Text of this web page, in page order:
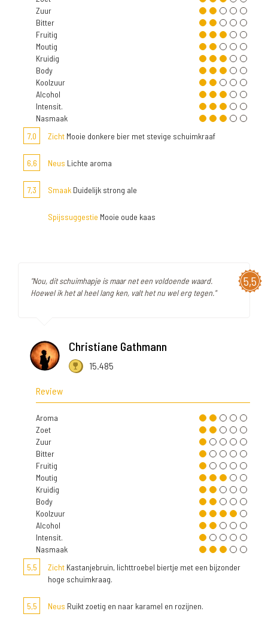
Zuur
Bitter
Fruitig
Moutig
Kruidig
Body
Koolzuur
Alcohol
Intensit.
Nasmaak
7,0
Zicht Mooie donkere bier met stevige schuimkraaf
6,6 Neus Lichte aroma
7,3 Smaak Duidelijk strong ale
Spijssuggestie Mooie oude kaas
5,5
"Nou, dit schuimhapje is maar net een voldoende waard.
Hoewel ik het al heel lang ken, valt het nu wel erg tegen."
Christiane Gathmann
15.485
Review
Aroma
Zoet
Zuur
Bitter
Fruitig
Moutig
Kruidig
Body
Koolzuur
Alcohol
Intensit.
Nasmaak
5,5
Zicht Kastanjebruin, lichttroebel biertje met een bijzonder
hoge schuimkraag.
5,5 Neus Ruikt zoetig en naar karamel en rozijnen.